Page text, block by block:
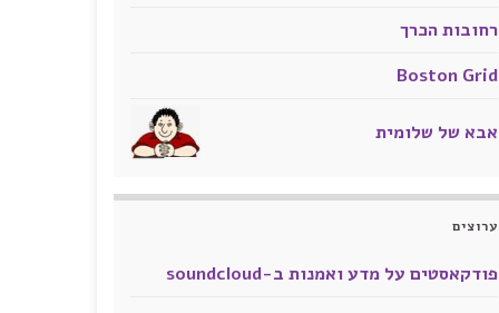
רחובות הכרך
Boston Grid
אבא של שלומית
ערוצים
פודקאסטים על מדע ואמנות ב-soundcloud